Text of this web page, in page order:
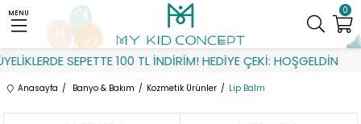
SEPETTE 100 TL İNDİRİM! HEDİYE ÇEKİ: HOŞGELDİN
0
MENU
Anasayfa Banyo & Bakım Kozmetik Ürünler Lip Balm